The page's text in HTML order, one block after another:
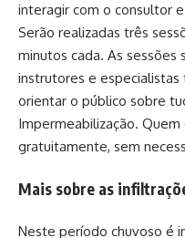
interagir com o consultor
Serão realizadas três
minutos cada. As sessões
instrutores e
orientar o público sobre
Impermeabilização.
gratuitamente, sem
Mais sobre as
Neste período chuvoso é